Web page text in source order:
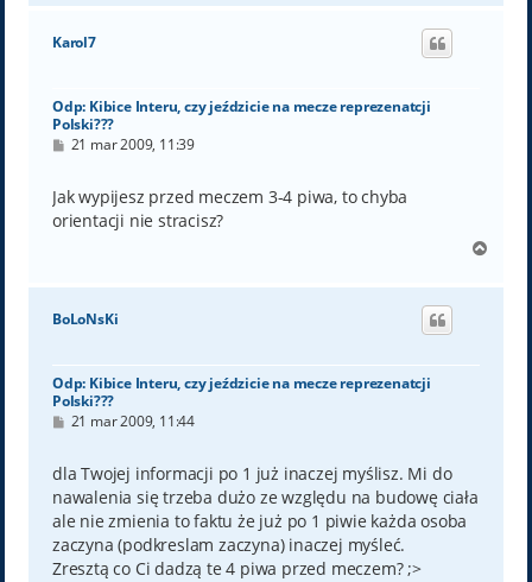
g
Karol7
Odp: Kibice Interu, czy jeździcie na mecze reprezenatcji
Polski???
P
t
21 mar 2009, 11:39
Jak wypijesz przed meczem 3-4 piwa, to chyba
orientacji nie stracisz?
g
BoLoNsKi
Odp: Kibice Interu, czy jeździcie na mecze reprezenatcji
Polski???
P
t
21 mar 2009, 11:44
dla Twojej informacji po 1 już inaczej myślisz. Mi do
nawalenia się trzeba dużo ze względu na budowę ciała
ale nie zmienia to faktu że już po 1 piwie każda osoba
zaczyna (podkreslam zaczyna) inaczej myśleć.
Zresztą co Ci dadzą te 4 piwa przed meczem? ;>